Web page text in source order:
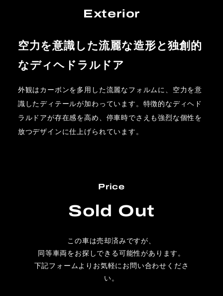
Exterior
空力を意識した流麗な造形と独創的
なディヘドラルドア
外観はカーボンを多用した流麗なフォルムに、空力を意
識したディテールが加わっています。特徴的なディヘド
ラルドアが存在感を高め、停車時でさえも強烈な個性を
放つデザインに仕上げられています。
Price
Sold Out
この車は売却済みですが、
同等車両をお探しできる可能性があります。
下記フォームよりお気軽にお問い合わせくださ
い。